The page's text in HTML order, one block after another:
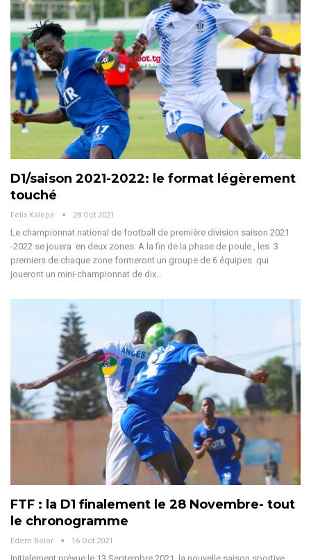
D1/saison 2021-2022: le format légèrement
touché
Felix Kalepe 28 Oct 2021
Le championnat national de football de première division saison 2021
-2022 se jouera en deux zones. A la fin de la phase de poule , les 3
premiers de chaque zone formeront un groupe de 6 équipes qui
joueront un mini-championnat de dix…
FTF : la D1 finalement le 28 Novembre- tout
le chronogramme
Edem Bolor 16 Oct 2021